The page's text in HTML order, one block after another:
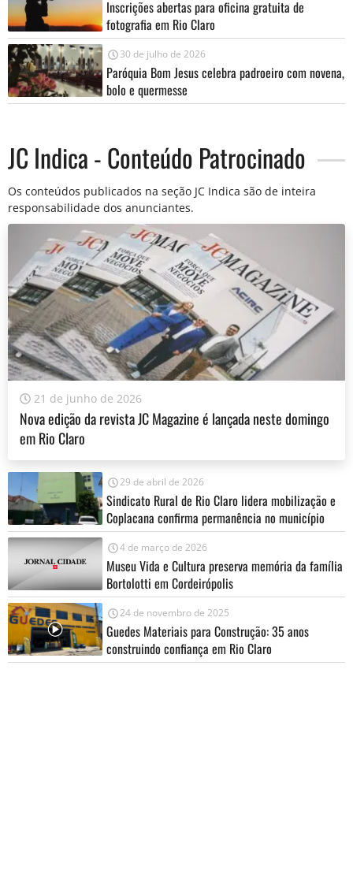
Inscrições abertas para oficina gratuita de
fotografia em Rio Claro
30 de julho de 2026
Paróquia Bom Jesus celebra padroeiro com novena,
bolo e quermesse
JC Indica - Conteúdo Patrocinado
Os conteúdos publicados na seção JC Indica são de inteira
responsabilidade dos anunciantes.
21 de junho de 2026
Nova edição da revista JC Magazine é lançada neste domingo
em Rio Claro
29 de abril de 2026
Sindicato Rural de Rio Claro lidera mobilização e
Coplacana confirma permanência no município
4 de março de 2026
Museu Vida e Cultura preserva memória da família
Bortolotti em Cordeirópolis
24 de novembro de 2025
Guedes Materiais para Construção: 35 anos
construindo confiança em Rio Claro